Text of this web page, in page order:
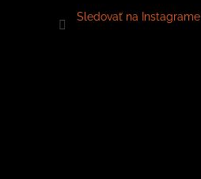
Sledovať na Instagrame